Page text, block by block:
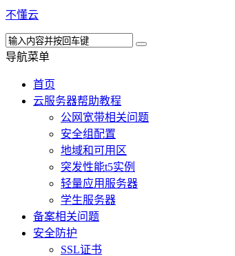
不懂云
导航菜单
首页
云服务器帮助教程
公网宽带相关问题
安全组配置
地域和可用区
突发性能t5实例
轻量应用服务器
学生服务器
备案相关问题
安全防护
SSL证书